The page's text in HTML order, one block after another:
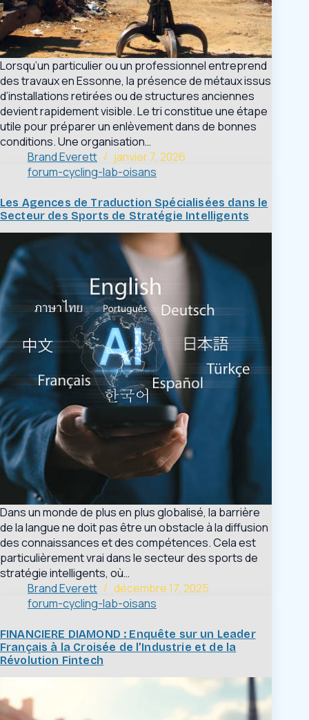
Lorsqu’un particulier ou un professionnel entreprend
des travaux en Essonne, la présence de métaux issus
d’installations retirées ou de structures anciennes
devient rapidement visible. Le tri constitue une étape
utile pour préparer un enlèvement dans de bonnes
conditions. Une organisation…
Brand Everett
janvier 7, 2026
forum-cycling-lab-oisans
Les Agences de Traduction Spécialisées dans le
Secteur des Sports de Stratégie Intelligents
Dans un monde de plus en plus globalisé, la barrière
de la langue ne doit pas être un obstacle à la diffusion
des connaissances et des compétences. Cela est
particulièrement vrai dans le secteur des sports de
stratégie intelligents, où…
Brand Everett
décembre 17, 2025
forum-cycling-lab-oisans
FINANCIERE DIAMOND : Enquête sur un Leader
Français à la Croisée de l’Industrie et de la
Révolution Fintech